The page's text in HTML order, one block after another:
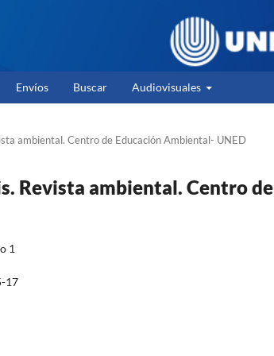
Envíos Buscar Audiovisuales
ambiental. Centro de Educación Ambiental- UNED
Revista ambiental. Centro de
1
17